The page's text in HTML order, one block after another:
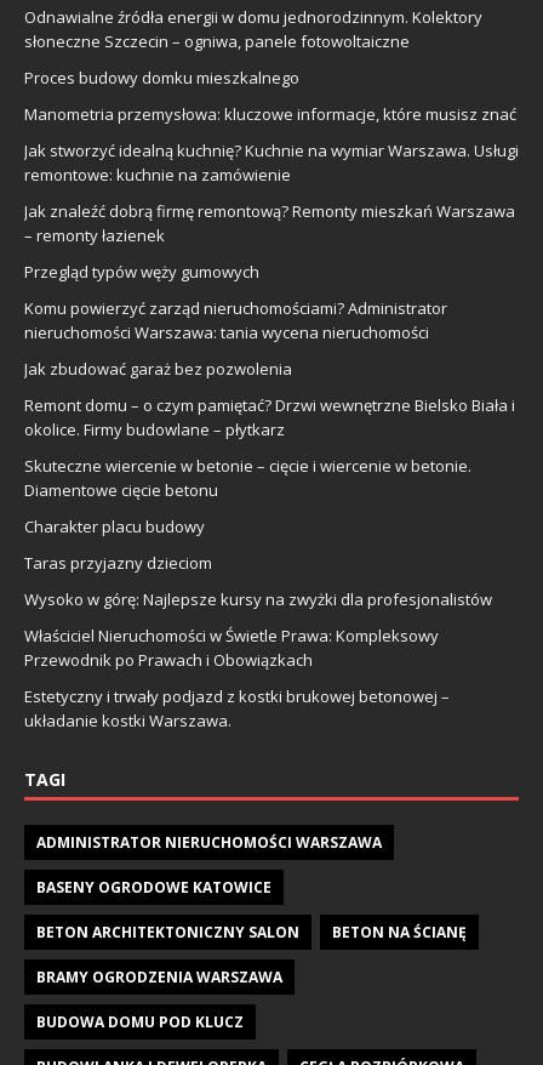
Odnawialne źródła energii w domu jednorodzinnym. Kolektory
słoneczne Szczecin – ogniwa, panele fotowoltaiczne
Proces budowy domku mieszkalnego
Manometria przemysłowa: kluczowe informacje, które musisz znać
Jak stworzyć idealną kuchnię? Kuchnie na wymiar Warszawa. Usługi
remontowe: kuchnie na zamówienie
Jak znaleźć dobrą firmę remontową? Remonty mieszkań Warszawa
– remonty łazienek
Przegląd typów węży gumowych
Komu powierzyć zarząd nieruchomościami? Administrator
nieruchomości Warszawa: tania wycena nieruchomości
Jak zbudować garaż bez pozwolenia
Remont domu – o czym pamiętać? Drzwi wewnętrzne Bielsko Biała i
okolice. Firmy budowlane – płytkarz
Skuteczne wiercenie w betonie – cięcie i wiercenie w betonie.
Diamentowe cięcie betonu
Charakter placu budowy
Taras przyjazny dzieciom
Wysoko w górę: Najlepsze kursy na zwyżki dla profesjonalistów
Właściciel Nieruchomości w Świetle Prawa: Kompleksowy
Przewodnik po Prawach i Obowiązkach
Estetyczny i trwały podjazd z kostki brukowej betonowej –
układanie kostki Warszawa.
TAGI
ADMINISTRATOR NIERUCHOMOŚCI WARSZAWA
BASENY OGRODOWE KATOWICE
BETON ARCHITEKTONICZNY SALON BETON NA ŚCIANĘ
BRAMY OGRODZENIA WARSZAWA
BUDOWA DOMU POD KLUCZ